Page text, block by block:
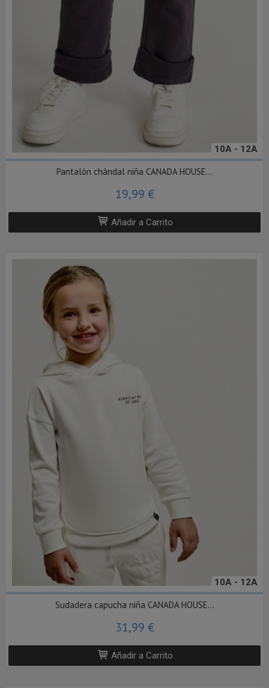
10A - 12A
Pantalón chándal niña CANADA HOUSE...
19,99 €
Añadir a Carrito
10A - 12A
Sudadera capucha niña CANADA HOUSE...
31,99 €
Añadir a Carrito